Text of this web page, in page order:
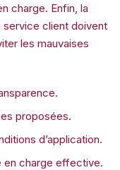
charge. Enfin, la
service client doivent
les mauvaises
proposées.
d’application.
en charge effective.